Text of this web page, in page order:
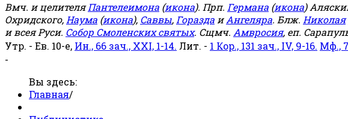
Вмч. и целителяПантелеимона (икона). Прп. Германа (икона)
Охридского, Наума (икона), Саввы, Горазда иАнгеляра. Блж. Николая
и всея Руси. Собор Смоленских святых. Сщмч. Амвросия, еп.
Утр. - Ев. 10-е, Ин., 66 зач., XXI, 1-14. Лит. - 1 Кор., 131 зач., IV, 9-16. Мф.,
-
Вы здесь:
Главная/